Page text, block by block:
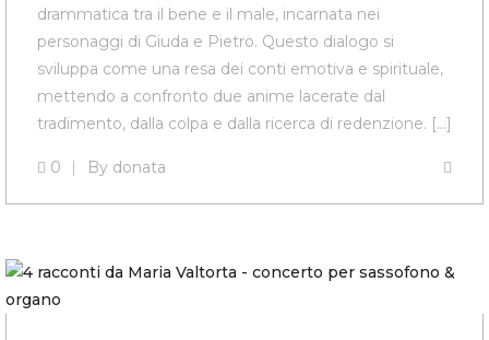
drammatica tra il bene e il male, incarnata nei
personaggi di Giuda e Pietro. Questo dialogo si
sviluppa come una resa dei conti emotiva e spirituale,
mettendo a confronto due anime lacerate dal
tradimento, dalla colpa e dalla ricerca di redenzione. […]
0 By donata